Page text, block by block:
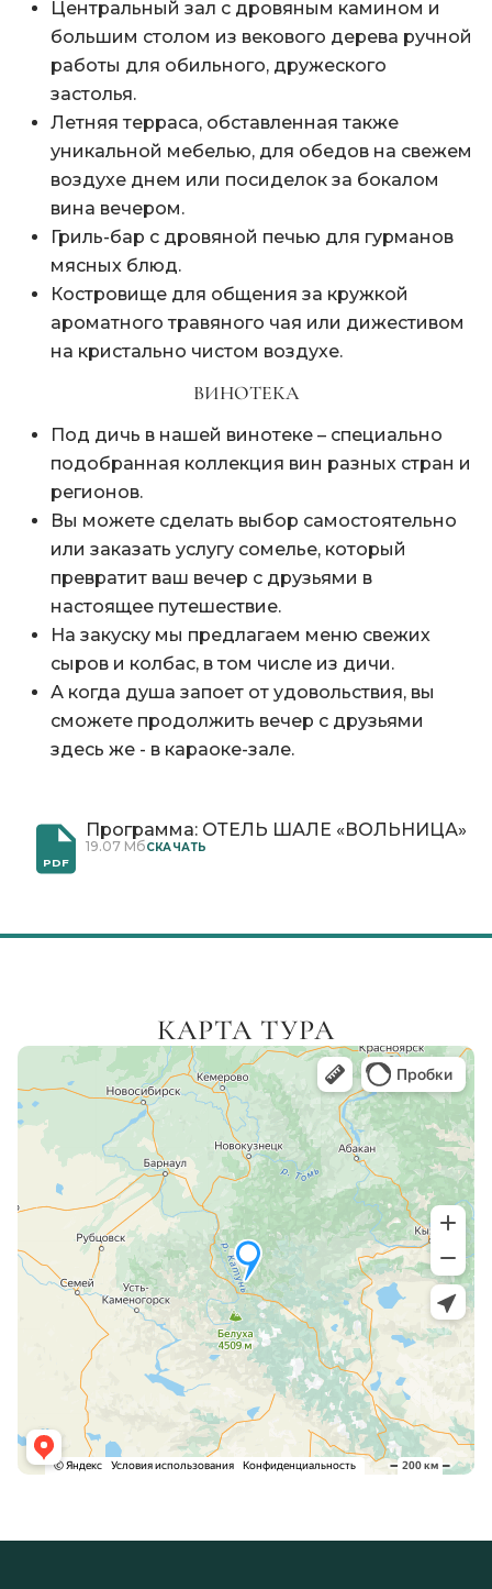
Центральный зал с дровяным камином и
большим столом из векового дерева ручной
работы для обильного, дружеского
застолья.
Летняя терраса, обставленная также
уникальной мебелью, для обедов на свежем
воздухе днем или посиделок за бокалом
вина вечером.
Гриль-бар с дровяной печью для гурманов
мясных блюд.
Костровище для общения за кружкой
ароматного травяного чая или дижестивом
на кристально чистом воздухе.
ВИНОТЕКА
Под дичь в нашей винотеке – специально
подобранная коллекция вин разных стран и
регионов.
Вы можете сделать выбор самостоятельно
или заказать услугу сомелье, который
превратит ваш вечер с друзьями в
настоящее путешествие.
На закуску мы предлагаем меню свежих
сыров и колбас, в том числе из дичи.
А когда душа запоет от удовольствия, вы
сможете продолжить вечер с друзьями
здесь же - в караоке-зале.
PDF
Программа: ОТЕЛЬ ШАЛЕ «ВОЛЬНИЦА»
19.07 МбCКАЧАТЬ
КАРТА ТУРА